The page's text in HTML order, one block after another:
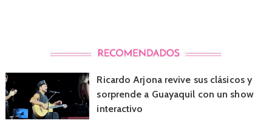
Ricardo Arjona revive sus clásicos y
sorprende a Guayaquil con un show
interactivo